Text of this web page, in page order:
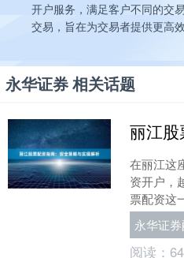
开户服务，满足客户不同的交
交易，旨在为交易者提供更高
永华证券 相关话题
在丽江这
资开户，
票配资这
大资金杠
获取更高
永华证
阅读： 64